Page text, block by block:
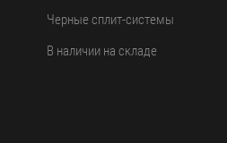
Черные сплит-системы
В наличии на складе